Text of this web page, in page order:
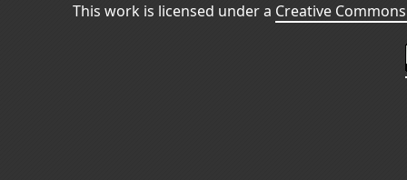
This work is licensed under a Creative